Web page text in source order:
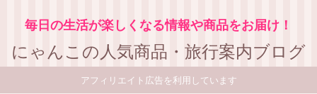
毎日の生活が楽しくなる情報や商品をお届け！
にゃんこの人気商品・旅行案内ブログ
アフィリエイト広告を利用しています